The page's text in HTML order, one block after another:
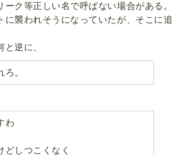
ク等正しい名で呼ばない場合がある。
に襲われそうになっていたが、そこに追
逆に、
。
わ
どしつこくなく